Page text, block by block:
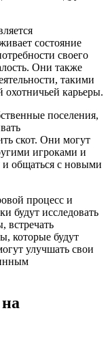
состояние
своего
Они также
такими
охотничьей карьеры.
поселения,
скот. Они могут
игроками и
и общаться с новыми
процесс и
будут исследовать
встречать
которые будут
улучшать свои